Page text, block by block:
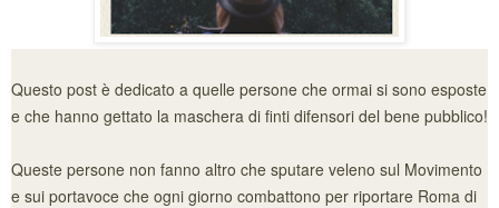
Questo post è dedicato a quelle persone che ormai si sono esposte
e che hanno gettato la maschera di finti difensori del bene pubblico!
Queste persone non fanno altro che sputare veleno sul Movimento
e sui portavoce che ogni giorno combattono per riportare Roma di